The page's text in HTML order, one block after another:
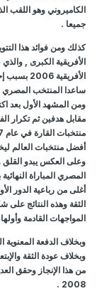
الكاميروني وهو اللقب
جميعا .
كذلك ومن فوائد هذا
الأفريقية الكبرى ,
الأفريقية
ساعدا المنتخب المصري
ومن المشهد الأول بعد
مقابل هدفين ثم تكرار
أفضل منتخبات العالم
وعلى العكس يبدو القلق
المصري المباراة
أغلى من رباعية الدور
الثقة وهذه النتائج على
المواجهات القادمة
وبخلاف الدفعة المعنوية
وبخلاف عودة الثقة
من هذا الإنجاز وحقق
2008 .